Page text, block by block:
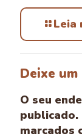
Leia
Deixe
O seu
publicado.
marcados